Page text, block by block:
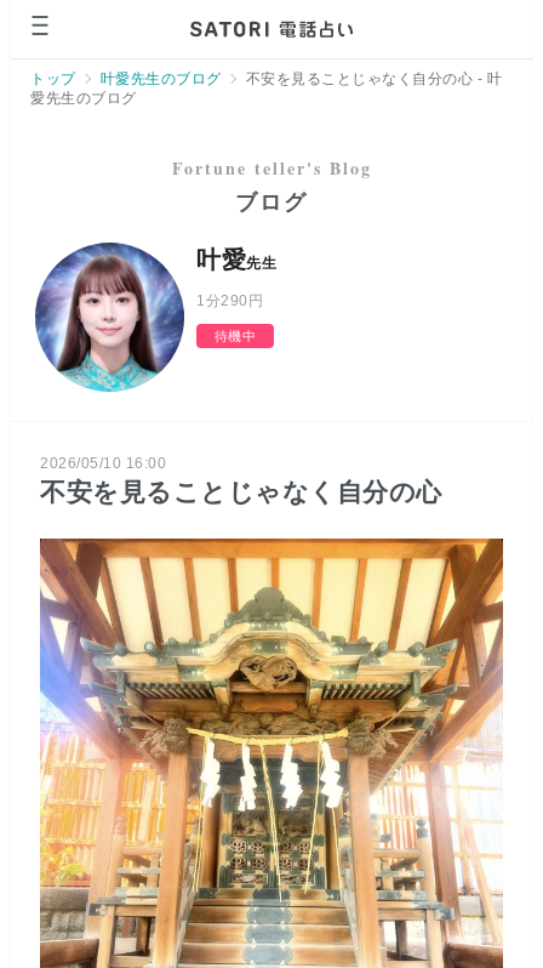
トップ 叶愛先生のブログ
不安を見ることじゃなく自分の心 - 叶
愛先生のブログ
ブログ
叶愛先生
1分290円
待機中
2026/05/10 16:00
不安を見ることじゃなく自分の心